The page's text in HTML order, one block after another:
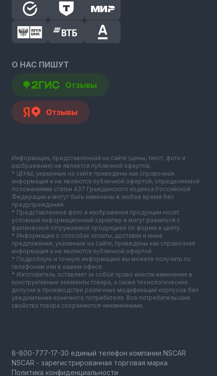
О НАС ПИШУТ
Информация, представленная на сайте (цены, текст, фото и
изображения) не является публичной офертой.
* ЦЕНЫ, указанные на сайте приведены как справочная
информация и не являются публичной офертой, определяемой
положениями статьи 437 Гражданского кодекса Российской
Федерации и могут быть изменены в любое время без
предупреждения.
* Представленное фото и изображения продукции носит
условный информационный характер и могут разниться с
фактической отгружаемой продукцией по форме и цвету.
* Информация о способах оплаты, доставки и иные
предложения, указанные на сайте, приведены как справочная
информация и не являются публичной офертой.
* Подробную и точную информацию вы можете получить по
телефонам или в нашем офисе.
* Изготовитель оставляет за собой право внести изменения в
конструктивные элементы товара, а также технологические
допуски в производстве различных модификаций корпусов без
уведомления конечного потребителя. Все потребительские
свойства товара сохраняются неизменными.
NSCAR - зарегистрированная торговая марка
Политика конфиденциальности